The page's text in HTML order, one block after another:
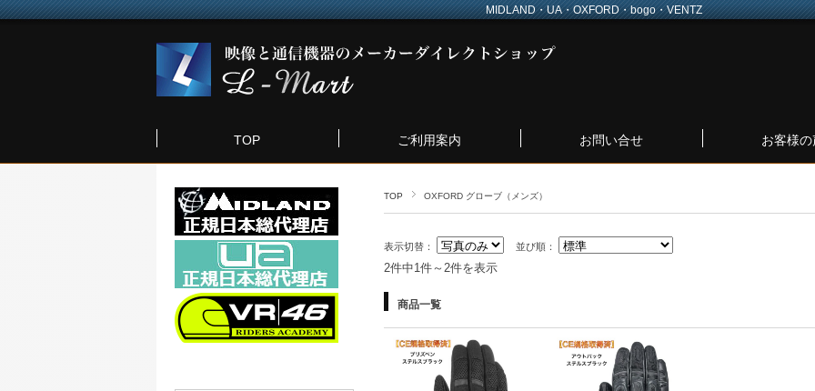
MIDLAND・UA・OXFORD・bogo・VENTZ
TOP ご利用案内 お問い合せ お客様の
TOP OXFORD グローブ（メンズ）
表示切替： 並び順：
2件中1件～2件を表示
商品一覧